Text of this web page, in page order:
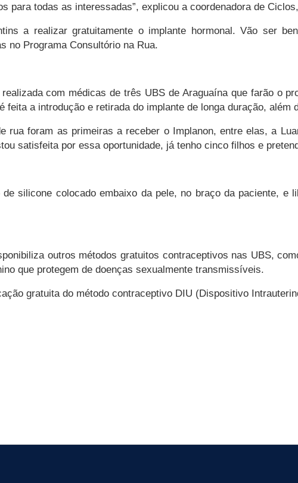
para todas as interessadas”, explicou a coordenadora de
a realizar gratuitamente o implante hormonal. Vão ser
no Programa Consultório na Rua.
com médicas de três UBS de Araguaína que farão o
feita a introdução e retirada do implante de longa duração, além
rua foram as primeiras a receber o Implanon, entre elas, a
satisfeita por essa oportunidade, já tenho cinco filhos e
silicone colocado embaixo da pele, no braço da paciente, e
outros métodos gratuitos contraceptivos nas UBS,
que protegem de doenças sexualmente transmissíveis.
gratuita do método contraceptivo DIU (Dispositivo